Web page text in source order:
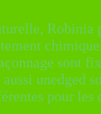
sont
unedged
pour les